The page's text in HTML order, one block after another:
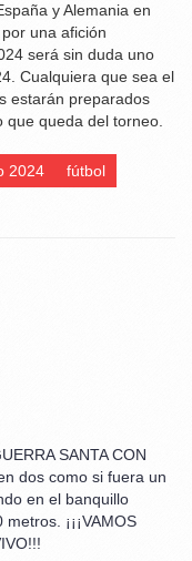
y Alemania en
una afición
será sin duda uno
Cualquiera que sea el
estarán preparados
queda del torneo.
2024 fútbol
SANTA CON
dos como si fuera un
en el banquillo
¡¡¡VAMOS